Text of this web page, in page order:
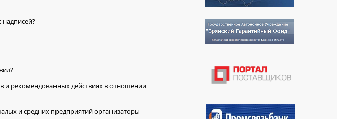
и рекомендованных действиях в отношении
и средних предприятий организаторы